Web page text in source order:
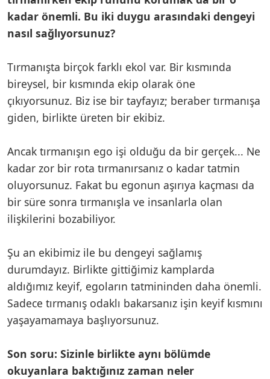
kadar önemli. Bu iki duygu arasındaki dengeyi
nasıl sağlıyorsunuz?
Tırmanışta birçok farklı ekol var. Bir kısmında
bireysel, bir kısmında ekip olarak öne
çıkıyorsunuz. Biz ise bir tayfayız; beraber tırmanışa
giden, birlikte üreten bir ekibiz.
Ancak tırmanışın ego işi olduğu da bir gerçek... Ne
kadar zor bir rota tırmanırsanız o kadar tatmin
oluyorsunuz. Fakat bu egonun aşırıya kaçması da
bir süre sonra tırmanışla ve insanlarla olan
ilişkilerini bozabiliyor.
Şu an ekibimiz ile bu dengeyi sağlamış
durumdayız. Birlikte gittiğimiz kamplarda
aldığımız keyif, egoların tatmininden daha önemli.
Sadece tırmanış odaklı bakarsanız işin keyif kısmını
yaşayamamaya başlıyorsunuz.
Son soru: Sizinle birlikte aynı bölümde
okuyanlara baktığınız zaman neler